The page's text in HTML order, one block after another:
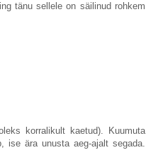
tänu sellele on säilinud rohkem
korralikult kaetud). Kuumuta
ise ära unusta aeg-ajalt segada.